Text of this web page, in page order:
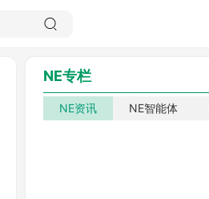
NE专栏
NE资讯 NE智能体